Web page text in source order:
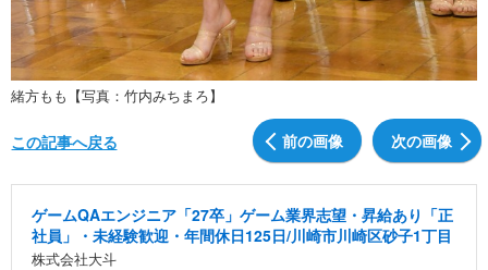
緒方もも【写真：竹内みちまろ】
前の画像 次の画像
この記事へ戻る
ゲームQAエンジニア「27卒」ゲーム業界志望・昇給あり「正
社員」・未経験歓迎・年間休日125日/川崎市川崎区砂子1丁目
株式会社大斗